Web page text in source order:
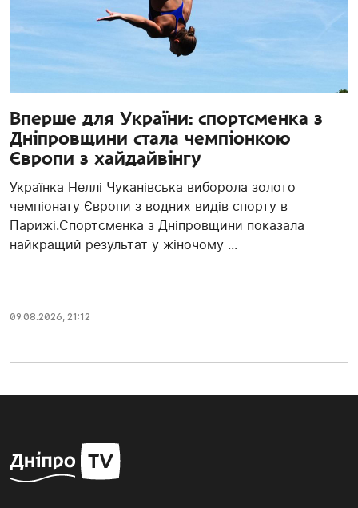
Вперше для України: спортсменка з
Дніпровщини стала чемпіонкою
Європи з хайдайвінгу
Українка Неллі Чуканівська виборола золото
чемпіонату Європи з водних видів спорту в
Парижі.Спортсменка з Дніпровщини показала
найкращий результат у жіночому ...
09.08.2026, 21:12